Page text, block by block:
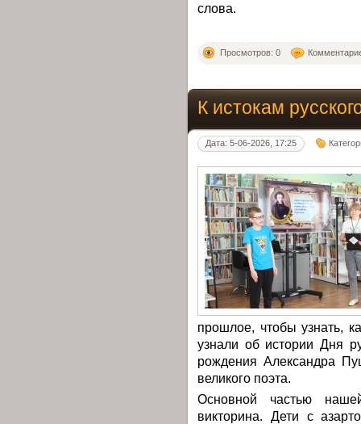
слова.
Просмотров: 0
К истокам
Дата: 5-06-2026, 17:25
прошлое, чтобы узнать,
узнали об истории Дня
рождения Александра
великого поэта.
Основной частью
викторина. Дети с